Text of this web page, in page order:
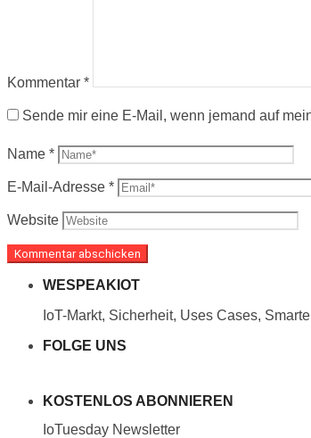
Kommentar *
Sende mir eine E-Mail, wenn jemand auf
Name *
E-Mail-Adresse *
Website
WESPEAKIOT
IoT-Markt, Sicherheit, Uses Cases,
FOLGE UNS
KOSTENLOS ABONNIEREN
IoTuesday Newsletter